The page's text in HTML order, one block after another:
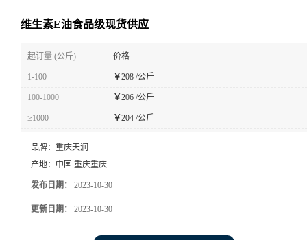
维生素E油食品级现货供应
起订量 (公斤) 价格
1-100 ￥208 /公斤
100-1000 ￥206 /公斤
≥1000 ￥204 /公斤
品牌： 重庆天润
产地： 中国 重庆重庆
发布日期： 2023-10-30
更新日期： 2023-10-30